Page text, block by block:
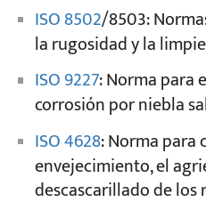
ISO 8502/8503:
la rugosidad y la
ISO 9227: Norma para
corrosión por niebla
ISO 4628: Norma para
envejecimiento, el
descascarillado de